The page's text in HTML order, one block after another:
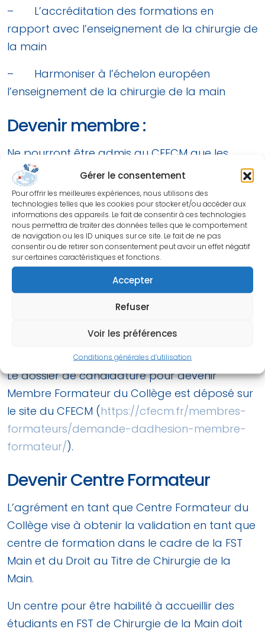
Gérer le consentement
Pour offrir les meilleures expériences, nous utilisons des
technologies telles que les cookies pour stocker et/ou accéder aux
informations des appareils. Le fait de consentir à ces technologies
nous permettra de traiter des données telles que le comportement
de navigation ou les ID uniques sur ce site. Le fait de ne pas
consentir ou de retirer son consentement peut avoir un effet négatif
sur certaines caractéristiques et fonctions.
Accepter
Refuser
Voir les préférences
Conditions générales d’utilisation
– L’accréditation des formations en
rapport avec l’enseignement de la chirurgie de
la main
– Harmoniser à l’échelon européen
l’enseignement de la chirurgie de la main
Devenir membre :
Ne pourront être admis au CFECM que les
Chirurgiens qualifiés spécialistes en Chirurgie
Orthopédique et Traumatologique ou en
Chirurgie Plastique, Reconstructrice et
Esthétique, ou en Chirurgie Infantile ou
équivalent européen (dans la mesure où ils
sont Membres Titulaires ou Associés de la
Société Française de Chirurgie de la Main et
sont ayant droit au titre en Chirurgien de la
Main) et apportent la preuve de leur intérêt
pour la Chirurgie de la Main, sa pratique et son
Le dossier de candidature pour devenir
Membre Formateur du Collège est déposé sur
le site du CFECM (https://cfecm.fr/membres-
formateurs/demande-dadhesion-membre-
formateur/).
Devenir Centre Formateur
L’agrément en tant que Centre Formateur du
Collège vise à obtenir la validation en tant que
centre de formation dans le cadre de la FST
Main et du Droit au Titre de Chirurgie de la
Main.
Un centre pour être habilité à accueillir des
étudiants en FST de Chirurgie de la Main doit